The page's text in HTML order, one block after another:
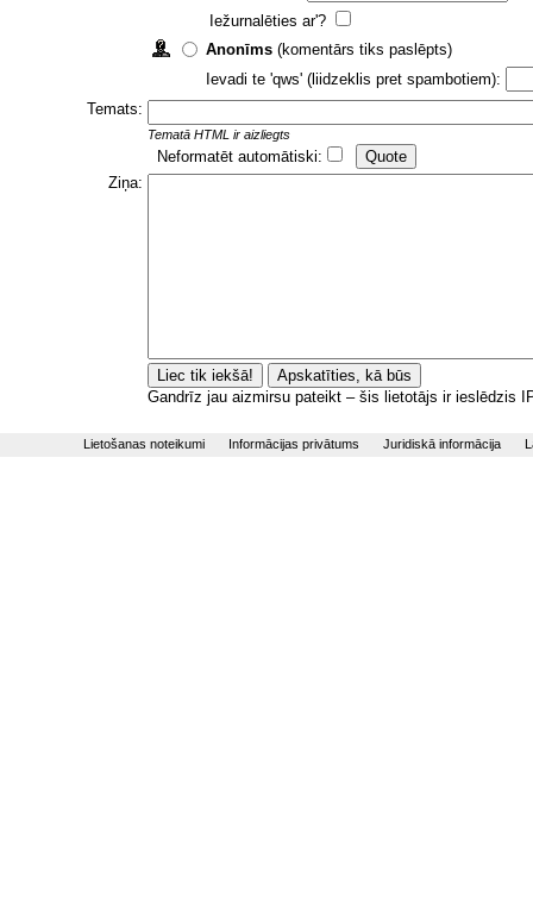
Iežurnalēties ar'?
Anonīms (komentārs tiks paslēpts)
Ievadi te 'qws' (liidzeklis pret spambotiem):
Temats:
Tematā HTML ir aizliegts
Neformatēt automātiski:
Ziņa:
Gandrīz jau aizmirsu pateikt – šis lietotājs ir ieslēdzis
Lietošanas noteikumi Informācijas privātums Juridiskā informācija